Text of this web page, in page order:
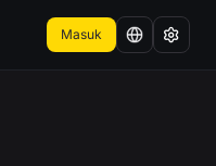
Masuk